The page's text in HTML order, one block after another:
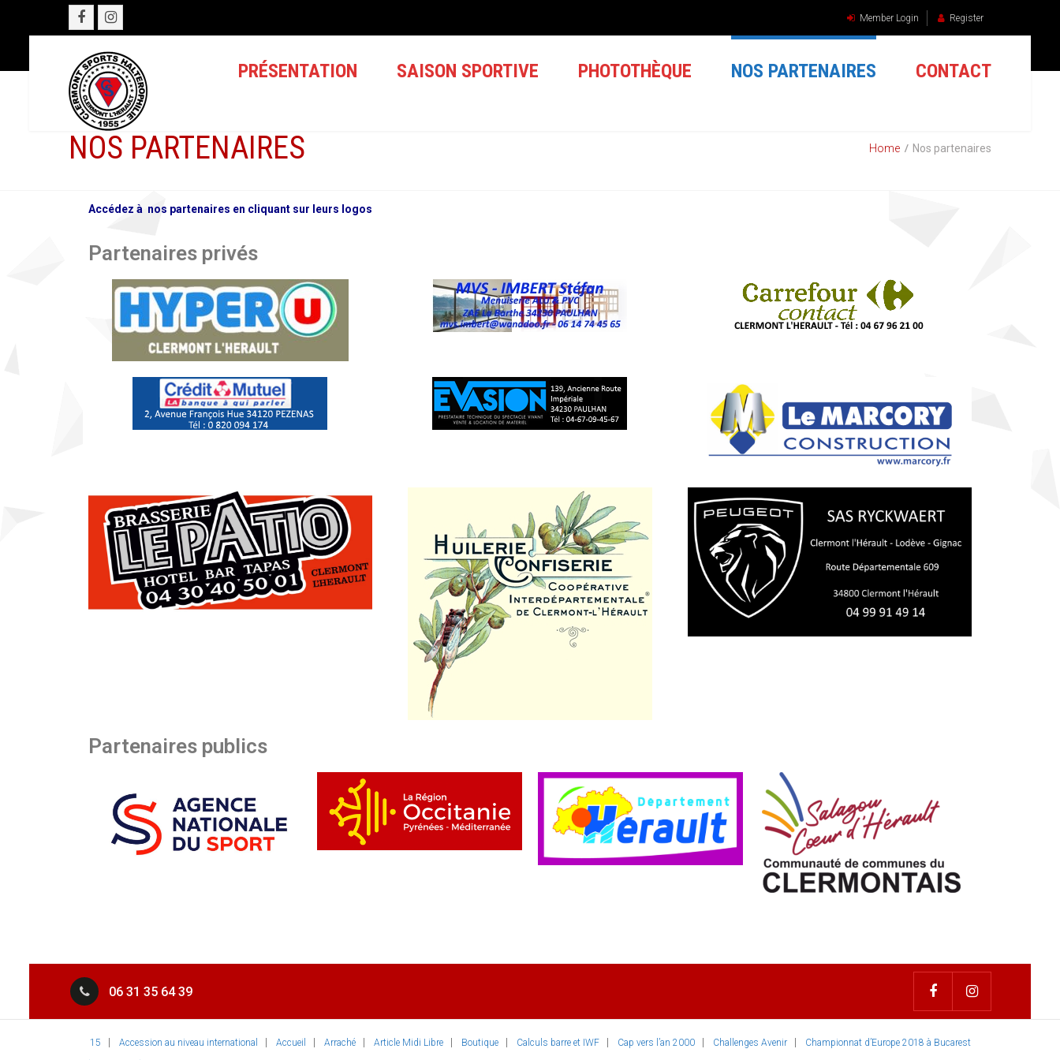
Member Login Register
PRÉSENTATION SAISON SPORTIVE PHOTOTHÈQUE NOS PARTENAIRES CONTACT
NOS PARTENAIRES Home Nos partenaires
Accédez à nos partenaires en cliquant sur leurs logos
Partenaires privés
Partenaires publics
06 31 35 64 39
15 Accession au niveau international Accueil Arraché Article Midi Libre Boutique Calculs barre et IWF Cap vers l’an 2000 Challenges Avenir
Championnat d’Europe 2018 à Bucarest